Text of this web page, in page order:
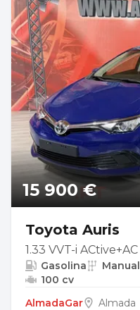
15 900 €
Toyota Auris
1.33 VVT-i ACtive+AC
Gasolina Manual
100 cv
AlmadaGar
Almada